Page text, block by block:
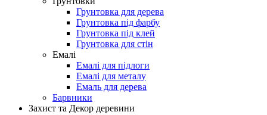
Грунтовка для дерева
Грунтовка під фарбу
Грунтовка під клей
Грунтовка для стін
Емалі
Емалі для підлоги
Емалі для металу
Емаль для дерева
Барвники
Захист та Декор деревини